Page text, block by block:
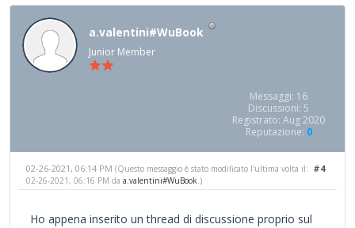
a.valentini#WuBook
Junior Member
Messaggi: 16
Discussioni: 5
Registrato: Aug 2020
Reputazione: 0
#4
02-26-2021, 06:14 PM (Questo messaggio è stato modificato l'ultima volta il:
02-26-2021, 06:16 PM da a.valentini#WuBook .)
Ho appena inserito un thread di discussione proprio sul